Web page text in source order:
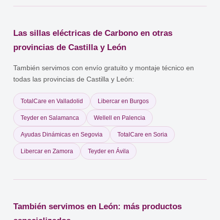
mantenimiento básico.
superreducido al 4%. La Ley de Dependencia permite que el PIA
incluya ayudas técnicas para la movilidad. Para más información,
consejería competente de Castilla y León.
Las sillas eléctricas de Carbono en otras
provincias de Castilla y León
También servimos con envío gratuito y montaje técnico en
todas las provincias de Castilla y León:
TotalCare en Valladolid Libercar en Burgos
Teyder en Salamanca Wellell en Palencia
Ayudas Dinámicas en Segovia TotalCare en Soria
Libercar en Zamora Teyder en Ávila
También servimos en León: más productos